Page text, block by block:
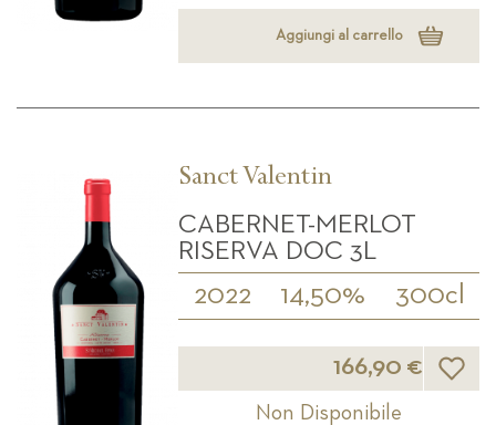
Aggiungi al carrello
Sanct Valentin
CABERNET-MERLOT
RISERVA DOC 3L
2022 14,50% 300cl
166,90 € Lista
Non Disponibile